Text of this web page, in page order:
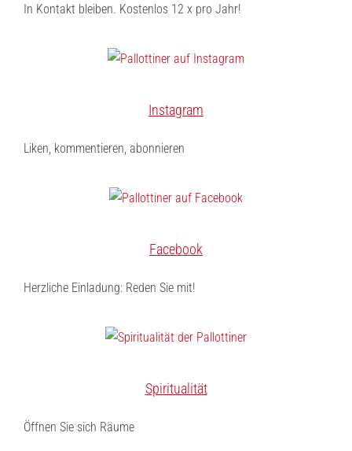
In Kontakt bleiben. Kostenlos 12 x pro Jahr!
Instagram
Liken, kommentieren, abonnieren
Facebook
Herzliche Einladung: Reden Sie mit!
Spiritualität
Öffnen Sie sich Räume